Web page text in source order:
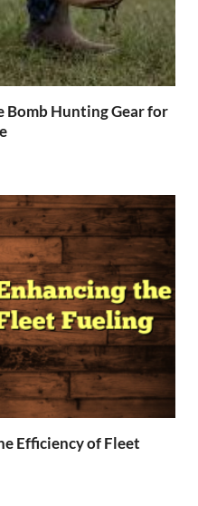
Hunting Gear for
Efficiency of Fleet